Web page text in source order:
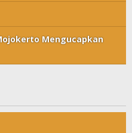
Mengucapkan